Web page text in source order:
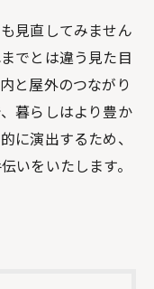
見直してみません
でとは違う見た目
と屋外のつながり
暮らしはより豊か
に演出するため、
いをいたします。